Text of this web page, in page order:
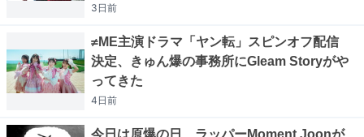
3日前
≠ME主演ドラマ「ヤン転」スピンオフ配信
決定、きゅん爆の事務所にGleam Storyがや
ってきた
4日前
今日は原爆の日、ラッパーMoment Joonが